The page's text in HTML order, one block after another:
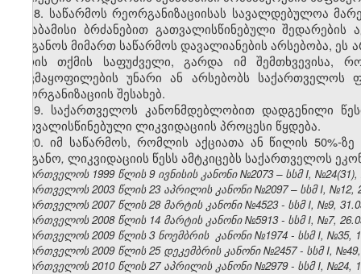
18. საწარმოს რეორგანიზაციისას სავალდებულოა
შესაბამისი ბრძანებით გათვალისწინებული
ორგანოს მიმართ საწარმოს დავალიანების არსებობა,
უარის თქმის საფუძველი, გარდა იმ შემთხვევისა,
დაკმაყოფილების უნარი ან არსებობს საქართველოს
რეორგანიზაციის შესახებ.
19. საქართველოს კანონმდებლობით დადგენილი
გათვალისწინებული ლიკვიდაციის პროცესი წყდება.
20. იმ საწარმოს, რომლის აქციათა ან წილის
ორგანო, ლიკვიდაციის წესს ამტკიცებს საქართველოს
საქართველოს 1999 წლის 9 ივნისის კანონი №2073 – სსმ I, №24(31),
საქართველოს 2003 წლის 23 აპრილის კანონი №2097 – სსმ I, №12,
საქართველოს 2007 წლის 28 მარტის კანონი №4523 - სსმ I, №9,
საქართველოს 2008 წლის 14 მარტის კანონი №5913 - სსმ I, №7,
საქართველოს 2009 წლის 3 ნოემბრის კანონი №1974 - სსმ I, №35,
საქართველოს 2009 წლის 25 დეკემბრის კანონი №2457 - სსმ I, №49,
საქართველოს 2010 წლის 27 აპრილის კანონი №2979 - სსმ I, №24,